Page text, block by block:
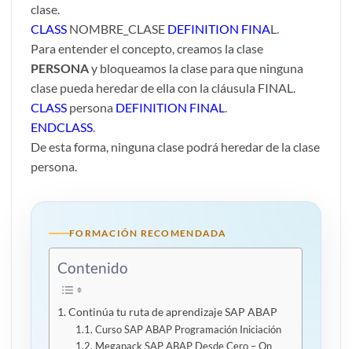
clase.
CLASS NOMBRE_CLASE DEFINITION FINAL
Para entender el concepto, creamos la clase
PERSONAy bloqueamos la clase para que ninguna
clase pueda heredar de ella con la cláusula FINAL.
CLASS persona DEFINITION FINAL
ENDCLASS
De esta forma, ninguna clase podrá heredar de la clase
persona.
FORMACIÓN RECOMENDADA
Contenido
Continúa tu ruta de aprendizaje SAP ABAP
Curso SAP ABAP Programación Iniciación
Megapack SAP ABAP Desde Cero – On